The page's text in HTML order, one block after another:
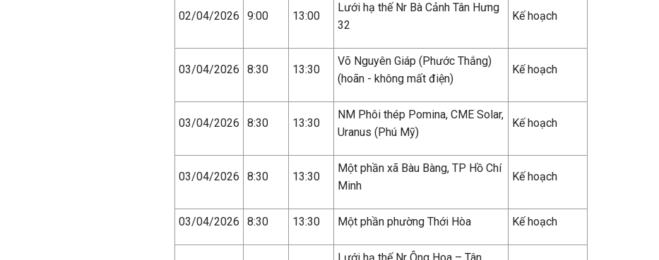
02/04/2026 9:00 13:00
Lưới hạ thế Nr Bà Cảnh Tân Hưng
32
Kế hoạch
03/04/2026 8:30 13:30
Võ Nguyên Giáp (Phước Thắng)
(hoãn - không mất điện)
Kế hoạch
03/04/2026 8:30 13:30
NM Phôi thép Pomina, CME Solar,
Uranus (Phú Mỹ)
Kế hoạch
03/04/2026 8:30 13:30
Một phần xã Bàu Bàng, TP Hồ Chí
Minh
Kế hoạch
03/04/2026 8:30 13:30 Một phần phường Thới Hòa Kế hoạch